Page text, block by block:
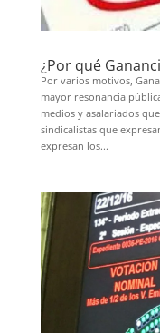
¿Por qué
Por varios motivos,
mayor resonancia
medios y asalariados
sindicalistas que
expresan los...